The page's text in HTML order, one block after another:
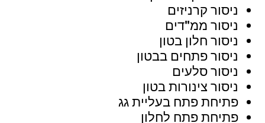
ניסור קרניזים
ניסור ממ"דים
ניסור חלון בטון
ניסור פתחים בבטון
ניסור סלעים
ניסור צינורות בטון
פתיחת פתח בעליית גג
פתיחת פתח לחלון